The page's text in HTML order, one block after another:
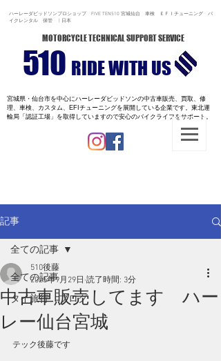
ハーレーダビッドソンプロショップ FIVE TEN510 宮城仙台 車検 ＥＦＩチューニング バ
イクレンタル 保管 | 日本
MOTORCYCLE TECHNICAL SUPPORT SERVICE
510 RIDE WITH US
宮城県・仙台市を中心にハーレーダビッドソンの中古車販売、買取、修
理、車検、カスタム、EFIチューニングを展開している企業です。 東北運
輸局「認証工場」を取得していますので安心のバイクライフをサポート。
記事
全ての記事
タイ旅行 ブログ
全ての記事
中古車販売してます ハー
レー仙台宮城
510後藤
2025年9月29日 読了時間: 3分
テック後藤です